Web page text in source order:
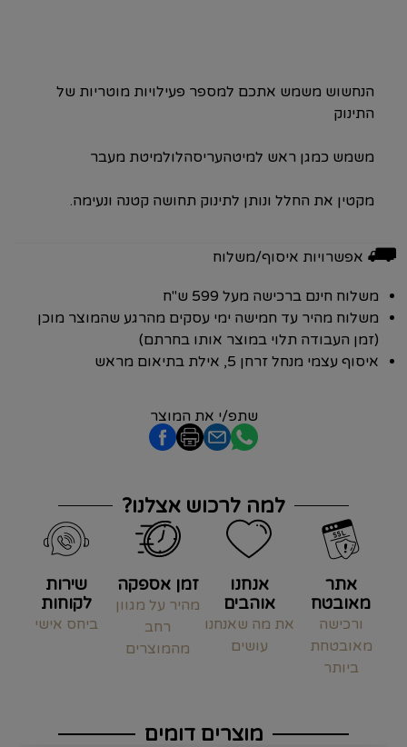
הנחשוש משמש אתכם למספר פעילויות מוטריות של
התינוק
משמש כמגן ראש למיטהעריסהלולמיטת מעבר
מקטין את החלל ונותן לתינוק תחושה קטנה ונעימה.
⛟ אפשרויות איסוף/משלוח
משלוח חינם ברכישה מעל 599 ש"ח
משלוח מהיר עד חמישה ימי עסקים מהרגע שהמוצר מוכן
(זמן העבודה תלוי במוצר אותו בחרתם)
איסוף עצמי מנחל זרחן 5, אילת בתיאום מראש
שתפ/י את המוצר
למה לרכוש אצלנו?
אתר
מאובטח
ורכישה
מאובטחת
ביותר
אנחנו
אוהבים
את מה שאנחנו
עושים
זמן אספקה
מהיר על מגוון
רחב
מהמוצרים
שירות
לקוחות
ביחס אישי
מוצרים דומים